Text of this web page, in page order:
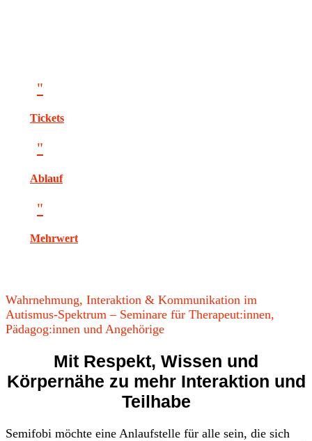
"
Tickets
"
Ablauf
"
Mehrwert
Wahrnehmung, Interaktion & Kommunikation im
Autismus-Spektrum – Seminare für Therapeut:innen,
Pädagog:innen und Angehörige
Mit Respekt, Wissen und
Körpernähe zu mehr Interaktion und
Teilhabe
Semifobi möchte eine Anlaufstelle für alle sein, die sich